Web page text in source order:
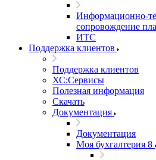
Информационно-
сопровождение
ИТС
Поддержка клиентов
Поддержка клиентов
ХС:Сервисы
Полезная информация
Скачать
Документация
Документация
Моя бухгалтерия 8